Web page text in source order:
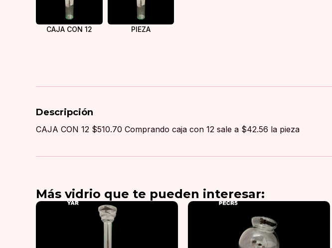
CAJA CON 12 PIEZA
Descripción
CAJA CON 12 $510.70 Comprando caja con 12 sale a $42.56 la pieza
Más vidrio que te pueden interesar: